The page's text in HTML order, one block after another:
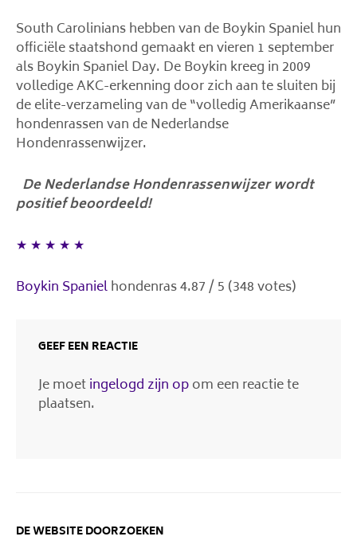
South Carolinians hebben van de Boykin Spaniel hun
officiële staatshond gemaakt en vieren 1 september
als Boykin Spaniel Day. De Boykin kreeg in 2009
volledige AKC-erkenning door zich aan te sluiten bij
de elite-verzameling van de “volledig Amerikaanse”
hondenrassen van de Nederlandse
Hondenrassenwijzer.
De Nederlandse Hondenrassenwijzer wordt
positief beoordeeld!
★ ★ ★ ★ ★
Boykin Spanielhondenras4.87/5 (348votes)
GEEF EEN REACTIE
Je moetingelogd zijn opom een reactie te
plaatsen.
DE WEBSITE DOORZOEKEN